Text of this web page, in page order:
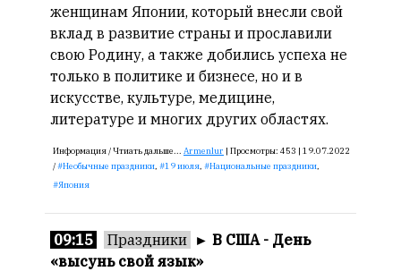
женщинам Японии, который внесли свой
вклад в развитие страны и прославили
свою Родину, а также добились успеха не
только в политике и бизнесе, но и в
искусстве, культуре, медицине,
литературе и многих других областях.
Информация /Чтиать дальше... Armenlur | Просмотры: 453 | 19.07.2022
/
Необычные праздники, 19 июля, Национальные праздники,
Япония
09:15 Праздники ► В США - День
«высунь свой язык»